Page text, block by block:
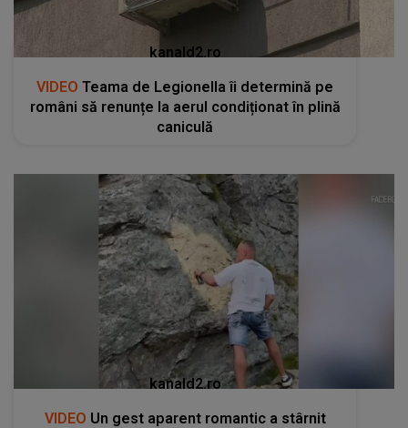
kanald2.ro
VIDEO Teama de Legionella îi determină pe
români să renunțe la aerul condiționat în plină
caniculă
kanald2.ro
VIDEO Un gest aparent romantic a stârnit